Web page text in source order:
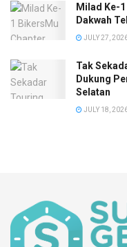
Milad Ke-
Dakwah
JULY 27,
Tak
Dukung
Selatan
JULY 18,